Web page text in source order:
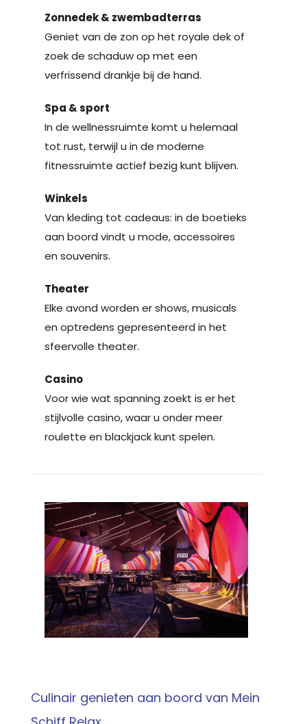
Zonnedek & zwembadterras
Geniet van de zon op het royale dek of
zoek de schaduw op met een
verfrissend drankje bij de hand.
Spa & sport
In de wellnessruimte komt u helemaal
tot rust, terwijl u in de moderne
fitnessruimte actief bezig kunt blijven.
Winkels
Van kleding tot cadeaus: in de boetieks
aan boord vindt u mode, accessoires
en souvenirs.
Theater
Elke avond worden er shows, musicals
en optredens gepresenteerd in het
sfeervolle theater.
Casino
Voor wie wat spanning zoekt is er het
stijlvolle casino, waar u onder meer
roulette en blackjack kunt spelen.
Culinair genieten aan boord van Mein